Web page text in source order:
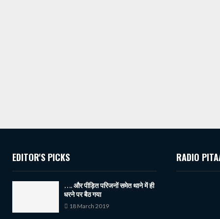
EDITOR'S PICKS
…. और पीड़ित परिजनों समेत थाने में ही
धरने पर बैठ गया
18 March 2019
RADIO